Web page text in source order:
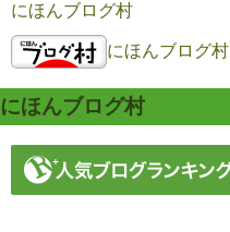
にほんブログ村
にほんブログ村
にほんブログ村